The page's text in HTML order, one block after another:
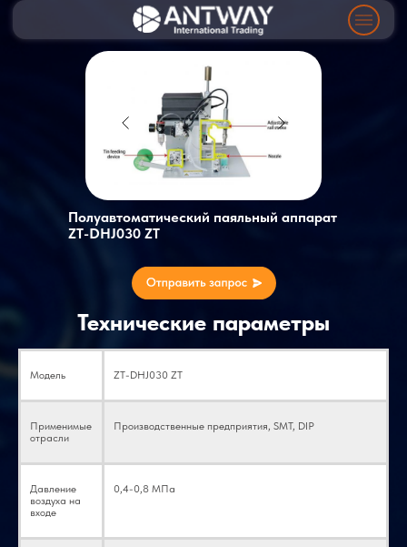
Полуавтоматический паяльный аппарат
ZT-DHJ030 ZT
Технические параметры
Модель ZT-DHJ030 ZT
Применимые
отрасли
Производственные предприятия, SMT, DIP
Давление
воздуха на
входе
0,4-0,8 МПа